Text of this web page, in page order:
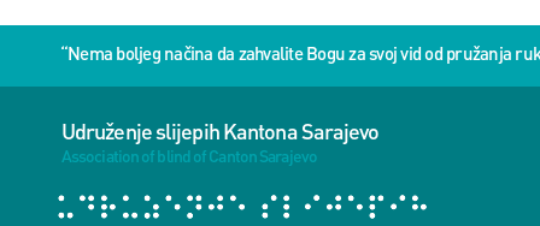
“Nema boljeg načina da zahvalite Bogu za svoj vid od pružanja
Udruženje slijepih Kantona Sarajevo
Association of blind of Canton Sarajevo